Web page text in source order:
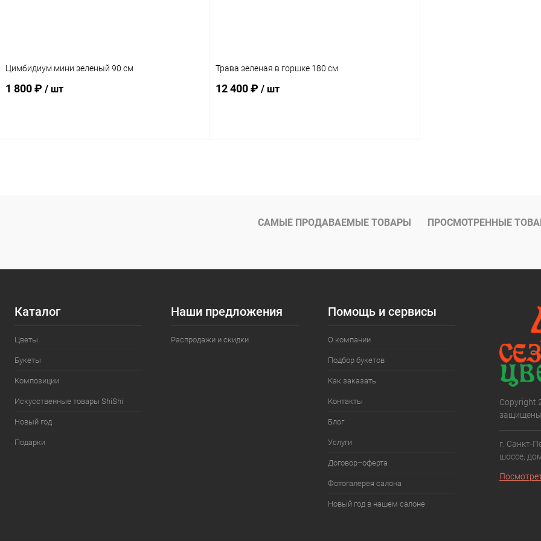
Цимбидиум мини зеленый 90 см
1 800 ₽ / шт
Трава зеленая в горшке 180 см
12 400 ₽ / шт
САМЫЕ ПРОДАВАЕМЫЕ ТОВАРЫ ПРОСМОТРЕННЫЕ
Каталог
Цветы
Букеты
Композиции
Искусственные товары ShiShi
Новый год
Подарки
Наши предложения
Распродажи и скидки
Помощь и сервисы
О компании
Подбор букетов
Как заказать
Контакты
Блог
Услуги
Договор–оферта
Фотогалерея салона
Новый год в нашем салоне
Copyright
г. Санкт-
шоссе,